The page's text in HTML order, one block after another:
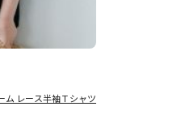
ム レース半袖Ｔシャツ